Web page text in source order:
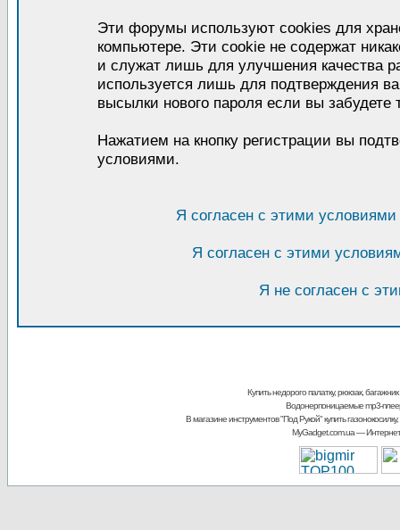
Эти форумы используют cookies для
компьютере. Эти cookie не содержат
и служат лишь для улучшения качества
используется лишь для подтверждения
высылки нового пароля если вы забудете
Нажатием на кнопку регистрации вы
условиями.
Я согласен с этими
Я согласен с этими
Я не согласен с
Купить недорого палатку, рюкзак, багажник
Водонерпоницаемые mp3-
В магазине инструментов "Под Рукой"купить
MyGadget.com.ua—